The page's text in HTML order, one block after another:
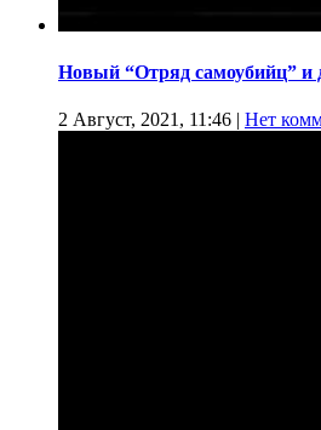
Новый “Отряд самоубийц” и
2 Август, 2021, 11:46 | Нет